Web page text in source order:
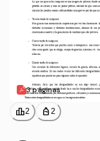
3 páginas
leaderboard2 personal_bag 2